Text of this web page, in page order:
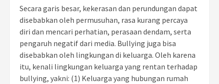
Secara garis besar, kekerasan dan perundungan dapat
disebabkan oleh permusuhan, rasa kurang percaya
diri dan mencari perhatian, perasaan dendam, serta
pengaruh negatif dari media. Bullying juga bisa
disebabkan oleh lingkungan di keluarga. Oleh karena
itu, kenali lingkungan keluarga yang rentan terhadap
bullying, yakni: (1) Keluarga yang hubungan rumah